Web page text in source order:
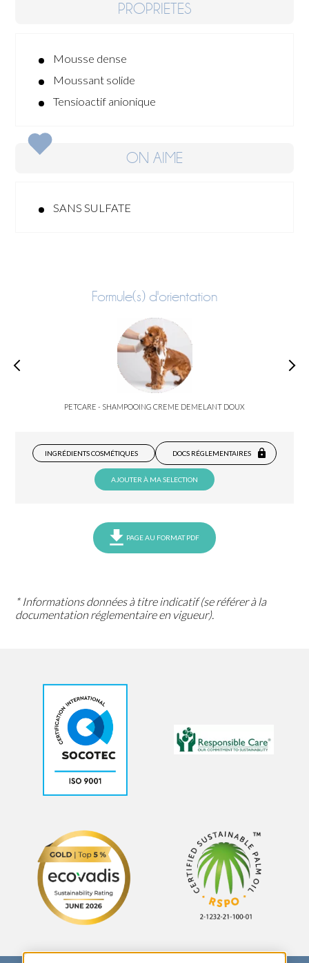
PROPRIETES
Mousse dense
Moussant solide
Tensioactif anionique
ON AIME
SANS SULFATE
Formule(s) d'orientation
PETCARE - SHAMPOOING CREME DEMELANT DOUX
INGRÉDIENTS COSMÉTIQUES DOCS RÉGLEMENTAIRES
AJOUTER À MA SELECTION
PAGE AU FORMAT PDF
* Informations données à titre indicatif (se référer à la
documentation réglementaire en vigueur).